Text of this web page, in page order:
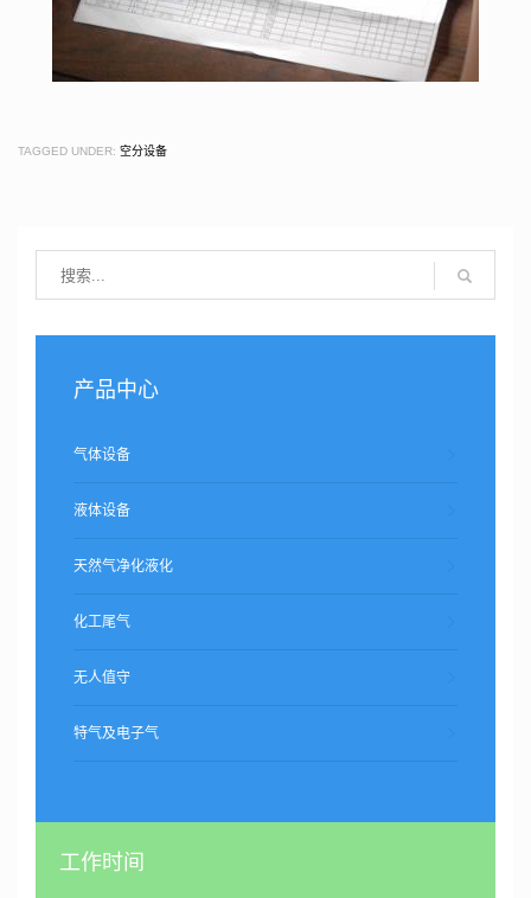
TAGGED UNDER: 空分设备
产品中心
气体设备
液体设备
天然气净化液化
化工尾气
无人值守
特气及电子气
工作时间